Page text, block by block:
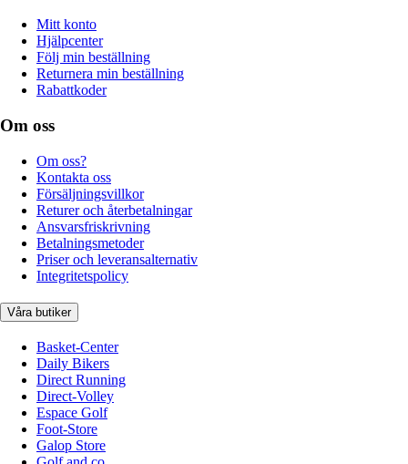
Mitt konto
Hjälpcenter
Följ min beställning
Returnera min beställning
Rabattkoder
Om oss
Om oss?
Kontakta oss
Försäljningsvillkor
Returer och återbetalningar
Ansvarsfriskrivning
Betalningsmetoder
Priser och leveransalternativ
Integritetspolicy
Våra butiker
Basket-Center
Daily Bikers
Direct Running
Direct-Volley
Espace Golf
Foot-Store
Galop Store